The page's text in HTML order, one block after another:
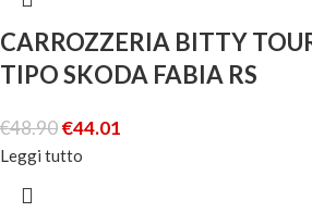
CARROZZERIA BITTY
TIPO SKODA FABIA RS
€48.90€44.01
Leggi tutto